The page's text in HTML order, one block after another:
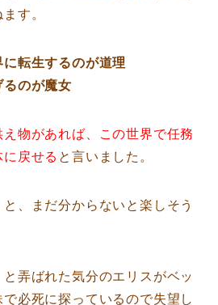
す。
転生するのが道理
るのが魔女
物があれば、この世界で任務
戻せる と言いました。
、まだ分からないと楽しそう
弄ばれた気分のエリスがベッ
で必死に探っているので失望し